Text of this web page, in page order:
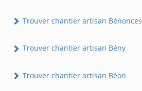
Trouver chantier artisan Bénonces
Trouver chantier artisan Bény
Trouver chantier artisan Béon